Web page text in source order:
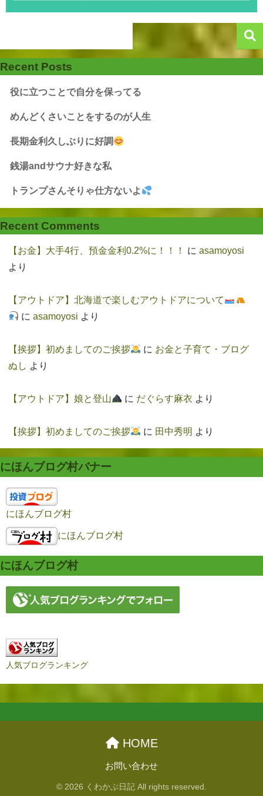
Recent Posts
役に立つことで自分を保ってる
めんどくさいことをするのが人生
長期金利久しぶりに好調
銭湯andサウナ好きな私
トランプさんそりゃ仕方ないよ
Recent Comments
【お金】大手4行、預金金利0.2%に！！！ に asamoyosi
より
【アウトドア】北海道で楽しむアウトドアについて
に asamoyosi より
【挨拶】初めましてのご挨拶 に お金と子育て・ブログ
ぬし より
【アウトドア】娘と登山 に だぐらす麻衣 より
【挨拶】初めましてのご挨拶 に 田中秀明 より
にほんブログ村バナー
にほんブログ村
にほんブログ村
にほんブログ村
人気ブログランキング
HOME
お問い合わせ
© 2026 くわかぶ日記 All rights reserved.